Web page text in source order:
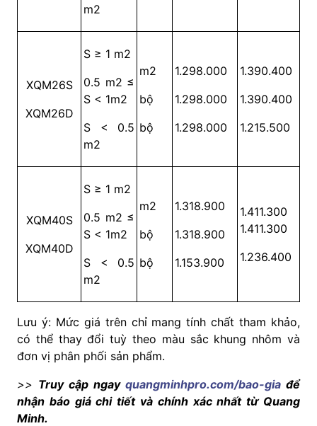
m2
XQM26S
XQM26D
S ≥ 1 m2
0.5 m2 ≤
S < 1m2
S < 0.5
m2
m2
bộ
bộ
1.298.000
1.298.000
1.298.000
1.390.400
1.390.400
1.215.500
XQM40S
XQM40D
S ≥ 1 m2
0.5 m2 ≤
S < 1m2
S < 0.5
m2
m2
bộ
bộ
1.318.900
1.318.900
1.153.900
1.411.300
1.411.300
1.236.400
Lưu ý: Mức giá trên chỉ mang tính chất tham khảo,
có thể thay đổi tuỳ theo màu sắc khung nhôm và
đơn vị phân phối sản phẩm.
>> Truy cập ngay quangminhpro.com/bao-gia để
nhận báo giá chi tiết và chính xác nhất từ Quang
Minh.